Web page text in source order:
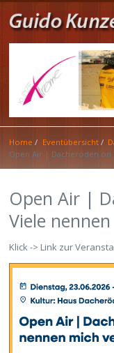
Home Eventübersicht
Open Air | Dacheröden
Open Air |
Viele
Klick -> Link zur